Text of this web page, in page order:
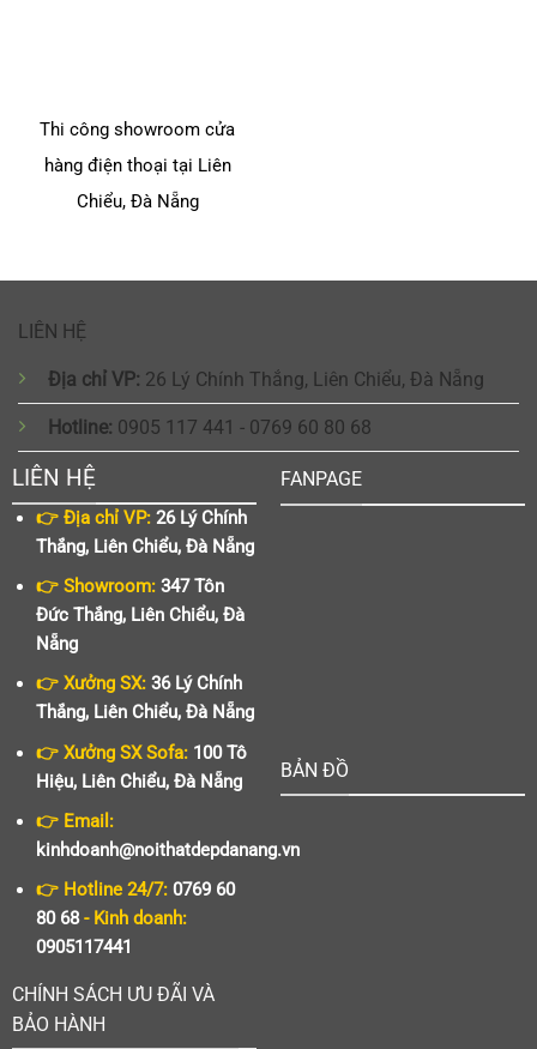
Thi công showroom cửa
hàng điện thoại tại Liên
Chiểu, Đà Nẵng
LIÊN HỆ
Địa chỉ VP: 26 Lý Chính Thắng, Liên Chiểu, Đà Nẵng
Hotline: 0905 117 441 - 0769 60 80 68
LIÊN HỆ
👉 Địa chỉ VP:26 Lý Chính
Thắng, Liên Chiểu, Đà Nẵng
👉 Showroom:347 Tôn
Đức Thắng, Liên Chiểu, Đà
Nẵng
👉 Xưởng SX:36 Lý Chính
Thắng, Liên Chiểu, Đà Nẵng
👉 Xưởng SX Sofa:100 Tô
Hiệu, Liên Chiểu, Đà Nẵng
👉 Email:
kinhdoanh@noithatdepdanang.vn
👉 Hotline 24/7:0769 60
80 68- Kinh doanh:
0905117441
CHÍNH SÁCH ƯU ĐÃI VÀ
BẢO HÀNH
FANPAGE
BẢN ĐỒ